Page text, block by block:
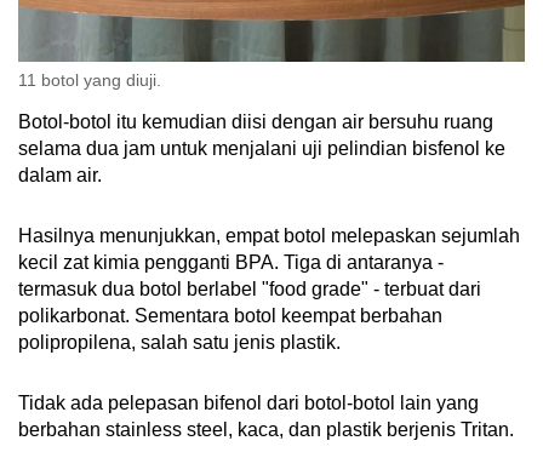
11 botol yang diuji.
Botol-botol itu kemudian diisi dengan air bersuhu ruang
selama dua jam untuk menjalani uji pelindian bisfenol ke
dalam air.
Hasilnya menunjukkan, empat botol melepaskan sejumlah
kecil zat kimia pengganti BPA. Tiga di antaranya -
termasuk dua botol berlabel "food grade" - terbuat dari
polikarbonat. Sementara botol keempat berbahan
polipropilena, salah satu jenis plastik.
Tidak ada pelepasan bifenol dari botol-botol lain yang
berbahan stainless steel, kaca, dan plastik berjenis Tritan.